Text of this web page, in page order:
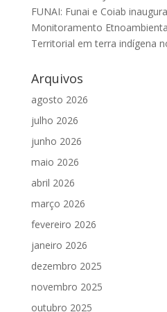
FUNAI: Funai e Coiab
Monitoramento
Territorial em terra indígena
Arquivos
agosto 2026
julho 2026
junho 2026
maio 2026
abril 2026
março 2026
fevereiro 2026
janeiro 2026
dezembro 2025
novembro 2025
outubro 2025